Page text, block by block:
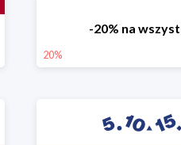
-20% na
20%